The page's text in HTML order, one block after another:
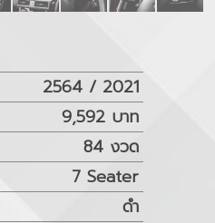
2564 / 2021
9,592 บาท
84 งวด
7 Seater
ดำ